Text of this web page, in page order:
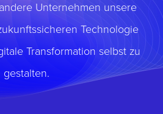
Unternehmen unsere
Technologie
Transformation selbst zu
gestalten.